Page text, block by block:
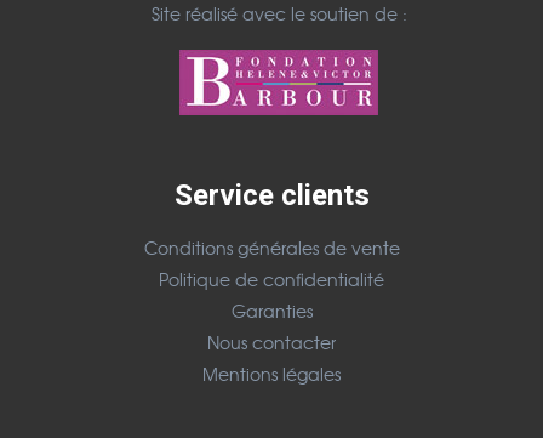
Site réalisé avec le soutien de :
Service clients
Conditions générales de vente
Politique de confidentialité
Garanties
Nous contacter
Mentions légales